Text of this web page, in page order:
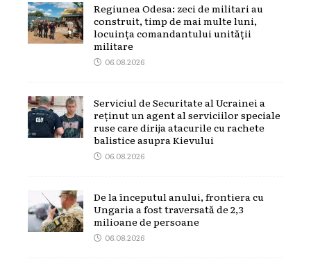
Regiunea Odesa: zeci de militari au
construit, timp de mai multe luni,
locuința comandantului unității
militare
06.08.2026
Serviciul de Securitate al Ucrainei a
reținut un agent al serviciilor speciale
ruse care dirija atacurile cu rachete
balistice asupra Kievului
06.08.2026
De la începutul anului, frontiera cu
Ungaria a fost traversată de 2,3
milioane de persoane
06.08.2026